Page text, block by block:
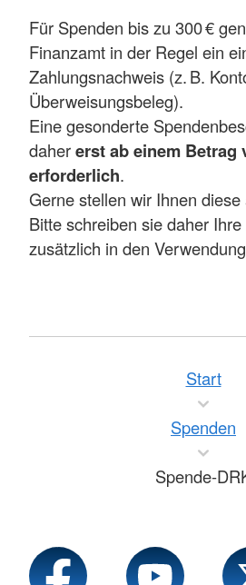
Für Spenden bis zu 300 €
Finanzamt in der Regel ein
Zahlungsnachweis (z. B.
Überweisungsbeleg).
Eine gesonderte
dahererst ab einem Betrag
erforderlich.
Gerne stellen wir Ihnen
Bitte schreiben sie daher
zusätzlich in den
Start
Spenden
Spende-